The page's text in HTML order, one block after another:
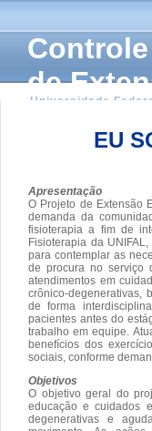
de
Universidade
EU
Apresentação
O Projeto de Extensão
demanda da
fisioterapia a fim de
Fisioterapia da
para contemplar as
de procura no serviço
atendimentos em
crônico-degenerativas,
de forma
pacientes antes do
trabalho em equipe.
benefícios dos
sociais, conforme
Objetivos
O objetivo geral do
educação e cuidados
degenerativas e